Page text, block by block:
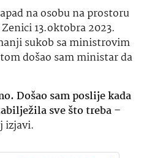
na osobu na prostoru
13.oktobra 2023.
sukob sa ministrovim
došao sam ministar da
Došao sam poslije kada
sve što treba –
izjavi.